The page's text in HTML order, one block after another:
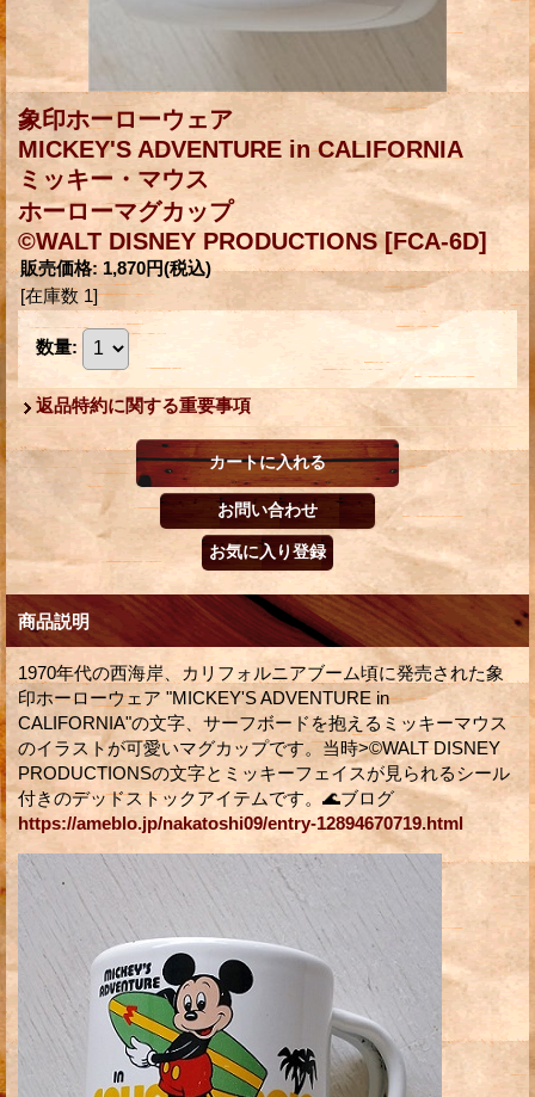
象印ホーローウェア
MICKEY'S ADVENTURE in CALIFORNIA
ミッキー・マウス
ホーローマグカップ
©WALT DISNEY PRODUCTIONS[FCA-6D]
販売価格: 1,870円(税込)
[在庫数 1]
数量:
返品特約に関する重要事項
商品説明
1970年代の西海岸、カリフォルニアブーム頃に発売された象
印ホーローウェア "MICKEY'S ADVENTURE in
CALIFORNIA"の文字、サーフボードを抱えるミッキーマウス
のイラストが可愛いマグカップです。当時>©WALT DISNEY
PRODUCTIONSの文字とミッキーフェイスが見られるシール
付きのデッドストックアイテムです。🌊ブログ
https://ameblo.jp/nakatoshi09/entry-12894670719.html